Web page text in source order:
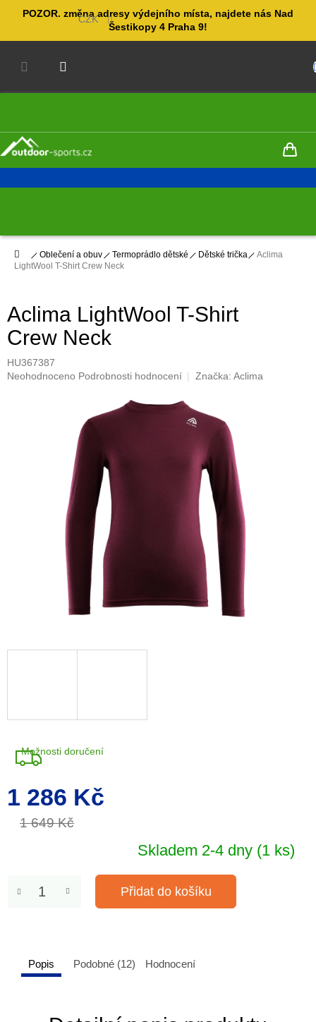
POZOR. změna adresy výdejního místa, najdete nás Nad
Šestikopy 4 Praha 9!
CZK
NÁKUPNÍ
KOŠÍK
Domů
Oblečení a obuv Termoprádlo dětské Dětské trička
Aclima
LightWool T-Shirt Crew Neck
Aclima LightWool T-Shirt
Crew Neck
HU367387
Průměrné
Neohodnoceno Podrobnosti hodnocení Značka: Aclima
1 649 Kč
1 286 Kč
Měrná
cena:
Skladem 2-4 dny (1 ks)
Možnosti doručení
Přidat do košíku
Popis Podobné (12) Hodnocení